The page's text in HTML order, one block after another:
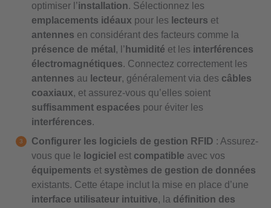
optimiser l’installation. Sélectionnez les
emplacements idéaux pour les lecteurs et
antennes en considérant des facteurs comme la
présence de métal , l’ humidité et les interférences
électromagnétiques. Connectez correctement les
antennes au lecteur, généralement via des câbles
coaxiaux, et assurez-vous qu’elles soient
suffisamment espacées pour éviter les
interférences.
Configurer les logiciels de gestion RFID : Assurez-
vous que le logiciel est compatible avec vos
équipements et systèmes de gestion de données
existants. Cette étape inclut la mise en place d’une
interface utilisateur intuitive, la définition des